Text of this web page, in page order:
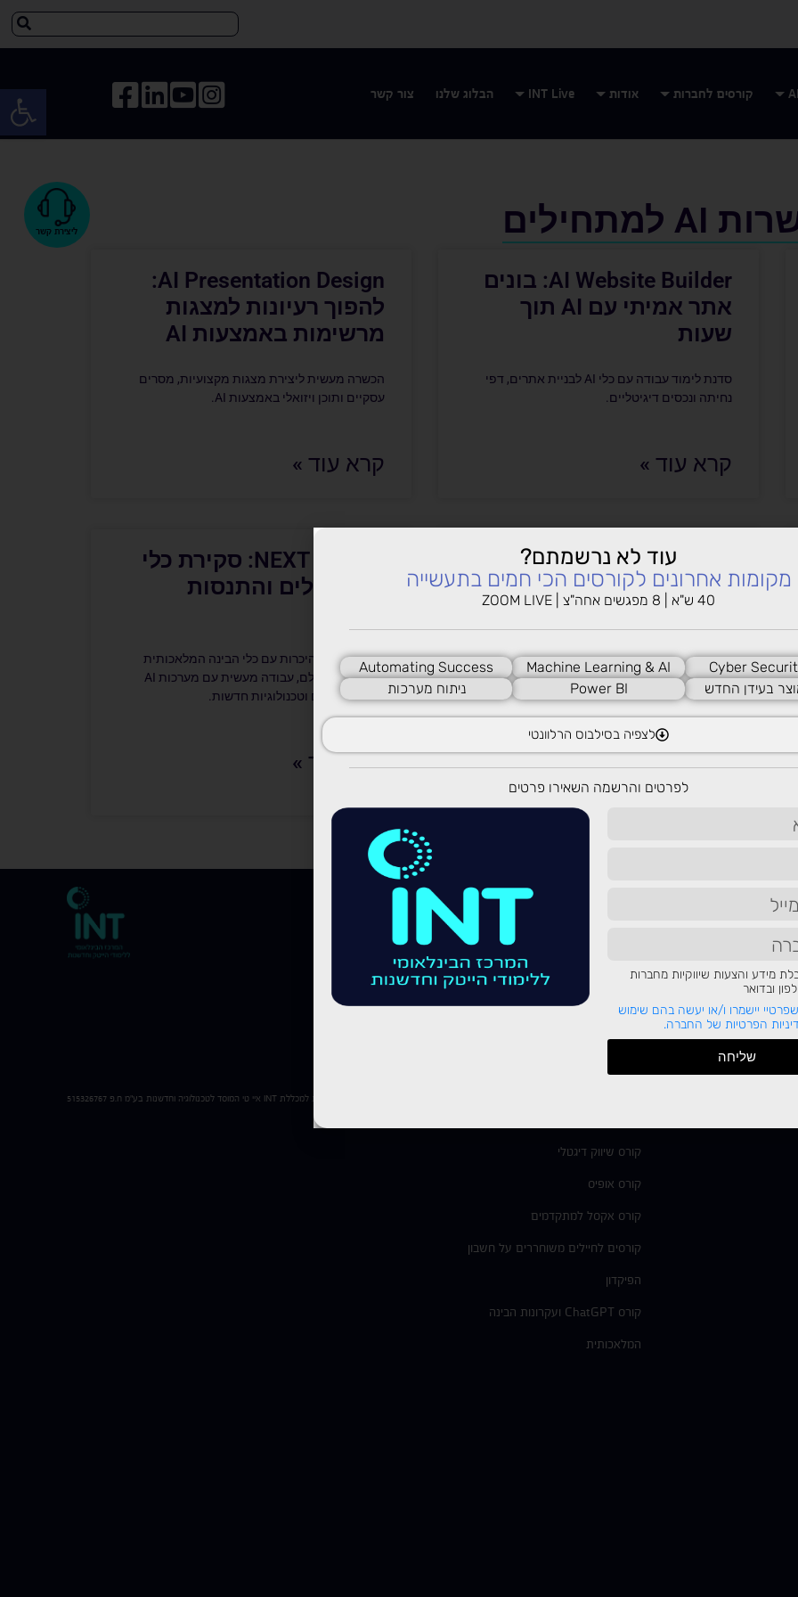
קורסים לחברות אודות INT Live הבלוג שלנו צור קשר
ליצירת קשר
AI Website Builder: בונים
אתר אמיתי עם AI תוך
שעות
סדנת לימוד עבודה עם כלי AI לבניית אתרים, דפי
נחיתה ונכסים דיגיטליים.
קרא עוד »
AI Presentation Design:
להפוך רעיונות למצגות
מרשימות באמצעות AI
הכשרה מעשית ליצירת מצגות מקצועיות, מסרים
עסקיים ותוכן ויזואלי באמצעות AI.
קרא עוד »
Prompt Engineering
Workshop: איך לגרום ל-AI
לעבוד בשבילכם
סדנה מעשית ללימוד כתיבת פרומפטים מקצועיים,
בניית תשתית מעשית לעבודה עם מגוון מודלי AI
מתקדמים, והקניית הרגלי עבודה שיהוו את הבסיס
לכל פעילות בתחומי הבינה המלאכותית בהמשך.
קרא עוד »
NEXT GEN AI: סקירת כלי
AI מובילים והתנסות
מסלול הכולל היכרות עם כלי הבינה המלאכותית
המובילים בעולם, עבודה מעשית עם מערכות AI
וחשיפה לכלים וטכנולוגיות חדשות.
קרא עוד »
קורס שיווק דיגטלי
קורס אופיס
קורס אקסל למתקדמים
קורסים לחיילים משוחררים על חשבון
הפיקדון
קורס ChatGPT ועקרונות הבינה
המלאכותית
כל הזכויות שמורות למכללת INT איי טי המוסד לטכנולוגיה וחדשנות בע"מ ח.פ 515326767
עוד לא נרשמתם?
מקומות אחרונים לקורסים הכי חמים בתעשייה
40 ש"א | 8 מפגשים אחה"צ | ZOOM LIVE
Cyber
Machine Learning & AI
Automating Success
בעידן החדש
Power BI ניתוח מערכות
לצפיה בסילבוס הרלוונטי
לפרטים והרשמה השאירו פרטים
מידע והצעות שיווקיות מחברות
ובדואר
יישמרו ו/או יעשה בהם שימוש
הפרטיות של החברה.
שליחה